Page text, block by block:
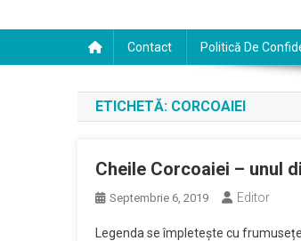
Contact Politică De
ETICHETĂ: CORCOAIEI
Cheile Corcoaiei – unul
Septembrie 6, 2019 Editor
Legenda se împletește cu